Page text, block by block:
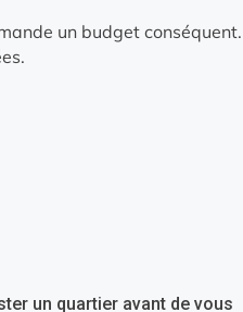
un budget conséquent.
un quartier avant de vous